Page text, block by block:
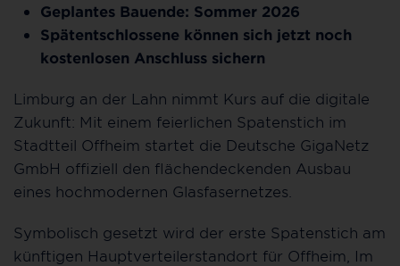
Geplantes Bauende: Sommer 2026
Spätentschlossene können sich jetzt noch
kostenlosen Anschluss sichern
Limburg an der Lahn nimmt Kurs auf die digitale
Zukunft: Mit einem feierlichen Spatenstich im
Stadtteil Offheim startet die Deutsche GigaNetz
GmbH offiziell den flächendeckenden Ausbau
eines hochmodernen Glasfasernetzes.
Symbolisch gesetzt wird der erste Spatenstich am
künftigen Hauptverteilerstandort für Offheim, Im